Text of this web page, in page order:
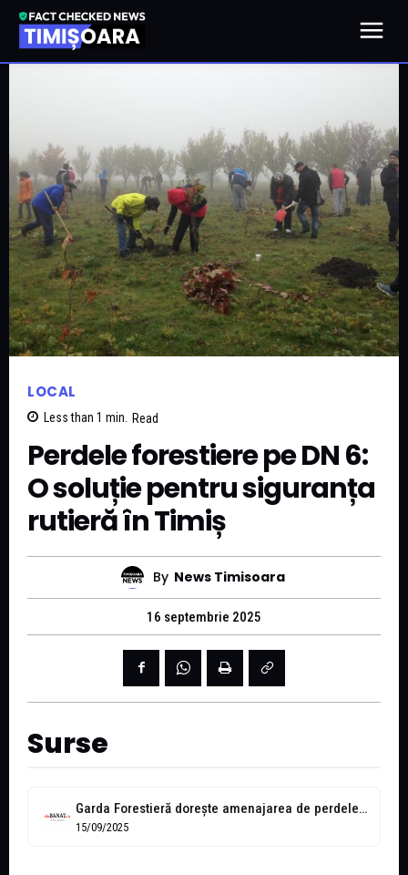
LOCAL
Less than 1 min. Read
Perdele forestiere pe DN 6:
O soluție pentru siguranța
rutieră în Timiș
By News Timisoara
16 septembrie 2025
Surse
Garda Forestieră dorește amenajarea de perdele forestiere pe DN 6 în județul...
15/09/2025